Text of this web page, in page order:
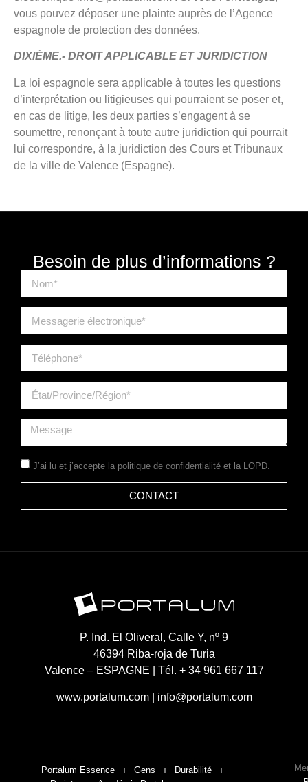
vous pouvez déposer une plainte auprès de l’Agence
espagnole de protection des données.
DIXIÈME.- DROIT APPLICABLE ET JURIDICTION
La loi espagnole sera applicable à toutes les questions
d’interprétation ou litigieuses qui pourraient se poser et,
en cas de litige, les deux parties s’engagent à se
soumettre, renonçant à toute autre juridiction qui pourrait
lui correspondre, à la juridiction des Cours et Tribunaux
de la ville de Valence (Espagne).
Besoin de plus d’informations ?
J’ai lu et j’accepte la politique de confidentialité et la LOPD.
CONTACT
P. Ind. El Oliveral, Calle Y, nº 9
46394 Riba-roja de Turia
Valence – ESPAGNE | Tél. + 34 961 667 117
www.portalum.com| info@portalum.com
Portalum Essence Gens
Durabilité